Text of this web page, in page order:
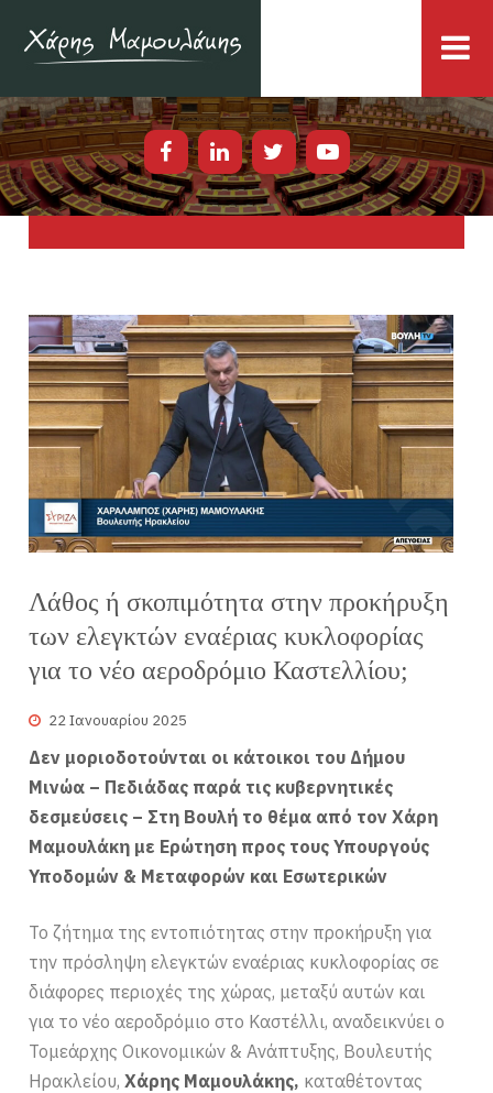
Λάθος ή σκοπιμότητα στην προκήρυξη
των ελεγκτών εναέριας κυκλοφορίας
για το νέο αεροδρόμιο Καστελλίου;
22 Ιανουαρίου 2025
Δεν μοριοδοτούνται οι κάτοικοι του Δήμου
Μινώα – Πεδιάδας παρά τις κυβερνητικές
δεσμεύσεις – Στη Βουλή το θέμα από τον Χάρη
Μαμουλάκη με Ερώτηση προς τους Υπουργούς
Υποδομών & Μεταφορών και Εσωτερικών
Το ζήτημα της εντοπιότητας στην προκήρυξη για
την πρόσληψη ελεγκτών εναέριας κυκλοφορίας σε
διάφορες περιοχές της χώρας, μεταξύ αυτών και
για το νέο αεροδρόμιο στο Καστέλλι, αναδεικνύει ο
Τομεάρχης Οικονομικών & Ανάπτυξης, Βουλευτής
Ηρακλείου,Χάρης Μαμουλάκης, καταθέτοντας